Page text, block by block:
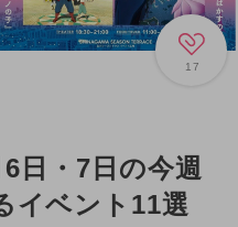
17
6日・7日の今週
イベント11選